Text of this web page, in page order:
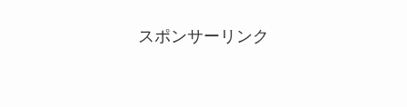
スポンサーリンク